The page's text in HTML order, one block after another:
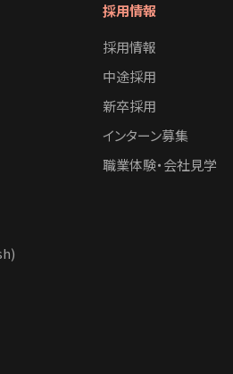
採用情報
採用情報
中途採用
新卒採用
インターン募集
職業体験・会社見学